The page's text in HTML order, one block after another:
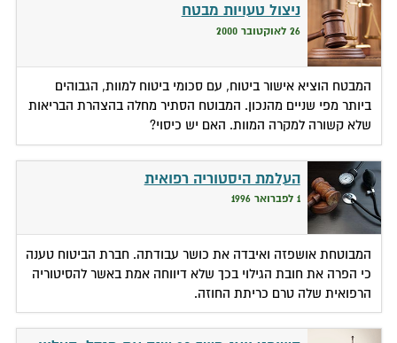
ניצול טעויות מבטח
26 לאוקטובר 2000
המבטח הוציא אישור ביטוח, עם סכומי ביטוח למוות, הגבוהים
ביותר מפי שניים מהנכון. המבוטח הסתיר מחלה בהצהרת הבריאות
שלא קשורה למקרה המוות. האם יש כיסוי?
העלמת היסטוריה רפואית
1 לפברואר 1996
המבוטחת אושפזה ואיבדה את כושר עבודתה. חברת הביטוח טענה
כי הפרה את חובת הגילוי בכך שלא דיווחה אמת באשר להסיטוריה
הרפואית שלה טרם כריתת החוזה.